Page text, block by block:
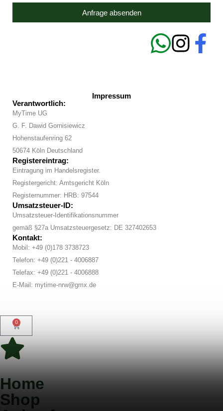
Anfrage absenden
Impressum
Verantwortlich:
MyTime UG
G. F. Dawid Gornisiewicz
Hohenstaufenring 62
50674 Köln Deutschland
Registereintrag:
Eintragung im Handelsregister.
Registergericht: Amtsgericht Köln
Registernummer: HRB: 97544
Umsatzsteuer-ID:
Umsatzsteuer-Identifikationsnummer
gemäß §27a Umsatzsteuergesetz: DE 327402653
Kontakt:
Mobil: +49 (0)178 3738723
Telefon: +49 (0)221 - 4006887
Telefax: +49 (0)221 - 4006888
E-Mail: mytime-nrw@gmx.de
0
Home
Shop